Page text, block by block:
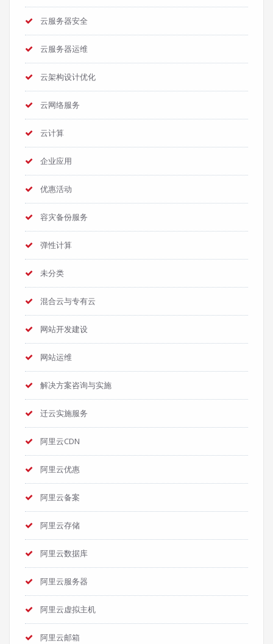
云服务器安全
云服务器运维
云架构设计优化
云网络服务
云计算
企业应用
优惠活动
容灾备份服务
弹性计算
未分类
混合云与专有云
网站开发建设
网站运维
解决方案咨询与实施
迁云实施服务
阿里云CDN
阿里云优惠
阿里云备案
阿里云存储
阿里云数据库
阿里云服务器
阿里云虚拟主机
阿里云邮箱